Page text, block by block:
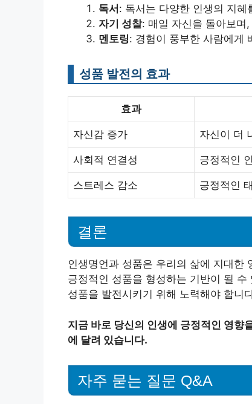
독서 : 독서는 다양한 인생의 지
자기 성찰: 매일 자신을 돌아보며
멘토링: 경험이 풍부한 사람에게
성품 발전의 효과
효과
자신감 증가 자신이 더
사회적 연결성 긍정적인
스트레스 감소 긍정적인
결론
인생명언과 성품은 우리의 삶에 지대한
긍정적인 성품을 형성하는 기반이 될
성품을 발전시키기 위해 노력해야 합니
지금 바로 당신의 인생에 긍정적인 영향
에 달려 있습니다.
자주 묻는 질문 Q&A